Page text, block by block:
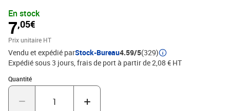
pouvez appliquer la peinture directement sur la surface et garantir
un débit régulier Précis et facile à appliquer, il permet une
créativité spontanée Le côté épais de la pointe permet de tracer de
gros traits de peinture et de peindre des surfaces plus grandes Il
est ainsi possible de réaliser des œuvres d'art de grandes
dimensions et laborieuses à exécuter aussi bien que des cartes de
vœux vite décorées La créativité n'a plus aucune limite Un petit
conseil : les couleurs peuvent être mélangées ou superposées Il est
également possible d'utiliser le marqueur acrylique avec la
En stock
7,05€
Prix unitaire HT
Vendu et expédié parStock-Bureau4.59/5(329)
Expédié sous 3 jours, frais de port à partir de 2,08 € HT
Quantité
Quantité : 1